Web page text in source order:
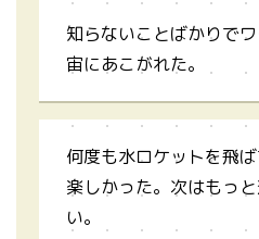
知らないことばかりで
宙にあこがれた。
何度も水ロケットを飛
楽しかった。次はもっ
い。